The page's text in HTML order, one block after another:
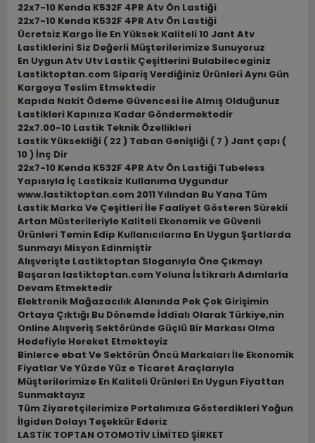
22x7-10 Kenda K532F 4PR Atv Ön Lastiği
22x7-10 Kenda K532F 4PR Atv Ön Lastiği
Ücretsiz Kargo İle En Yüksek Kaliteli 10 Jant Atv
Lastiklerini Siz Değerli Müşterilerimize Sunuyoruz
En Uygun Atv Utv Lastik Çeşitlerini Bulabileceginiz
Lastiktoptan.com Sipariş Verdiğiniz Ürünleri Aynı Gün
Kargoya Teslim Etmektedir
Kapıda Nakit Ödeme Güvencesi İle Almış Olduğunuz
Lastikleri Kapınıza Kadar Göndermektedir
22x7.00-10 Lastik Teknik Özellikleri
Lastik Yüksekliği ( 22 ) Taban Genişliği ( 7 ) Jant çapı (
10 ) İnç Dir
22x7-10 Kenda K532F 4PR Atv Ön Lastiği Tubeless
Yapısıyla İç Lastiksiz Kullanıma Uygundur
www.lastiktoptan.com 2011 Yılından Bu Yana Tüm
Lastik Marka Ve Çeşitleri İle Faaliyet Gösteren Sürekli
Artan Müsterileriyle Kaliteli Ekonomik ve Güvenli
Ürünleri Temin Edip Kullanıcılarına En Uygun Şartlarda
Sunmayı Misyon Edinmiştir
Alışverişte Lastiktoptan Sloganıyla Öne Çıkmayı
Başaran lastiktoptan.com Yoluna İstikrarlı Adımlarla
Devam Etmektedir
Elektronik Mağazacılık Alanında Pek Çok Girişimin
Ortaya Çıktığı Bu Dönemde İddialı Olarak Türkiye,nin
Online Alışveriş Sektöründe Güçlü Bir Markası Olma
Hedefiyle Hereket Etmekteyiz
Binlerce ebat Ve Sektörün Öncü Markaları İle Ekonomik
Fiyatlar Ve Yüzde Yüz e Ticaret Araçlarıyla
Müşterilerimize En Kaliteli Ürünleri En Uygun Fiyattan
Sunmaktayız
Tüm Ziyaretçilerimize Portalımıza Gösterdikleri Yoğun
İlgiden Dolayı Teşekkür Ederiz
LASTİK TOPTAN OTOMOTİV LİMİTED ŞİRKET